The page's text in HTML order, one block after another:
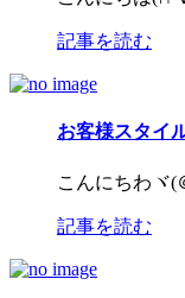
記事を読む
お客様スタイ
こんにちわヾ
記事を読む